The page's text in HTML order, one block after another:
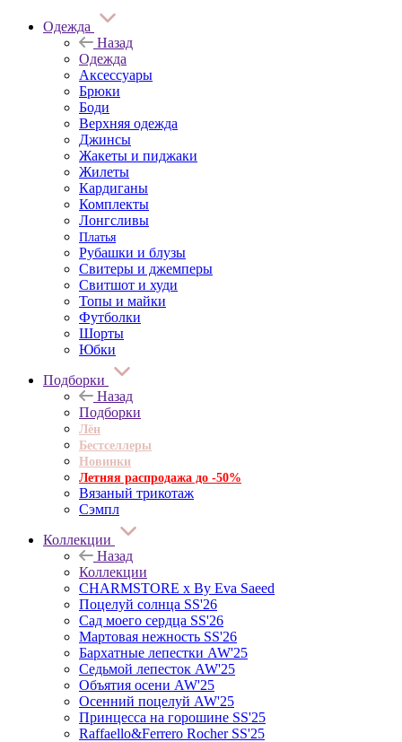
Одежда
Назад
Одежда
Аксессуары
Брюки
Боди
Верхняя одежда
Джинсы
Жакеты и пиджаки
Жилеты
Кардиганы
Комплекты
Лонгсливы
Платья
Рубашки и блузы
Свитеры и джемперы
Свитшот и худи
Топы и майки
Футболки
Шорты
Юбки
Подборки
Назад
Подборки
Лён
Бестселлеры
Новинки
Летняя распродажа до -50%
Вязаный трикотаж
Сэмпл
Коллекции
Назад
Коллекции
CHARMSTORE х By Eva Saeed
Поцелуй солнца SS'26
Сад моего сердца SS'26
Мартовая нежность SS'26
Бархатные лепестки AW'25
Седьмой лепесток AW'25
Объятия осени AW'25
Осенний поцелуй AW'25
Принцесса на горошине SS'25
Raffaello&Ferrero Rocher SS'25